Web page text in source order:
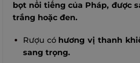
bọt nổi tiếng của Pháp, được
trắng hoặc đen.
Rượu có hương vị thanh
sang trọng.